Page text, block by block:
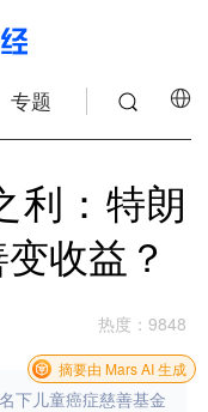
专题
利：特朗
收益？
热度 ：9848
下儿童癌症慈善基金
摘要由 Mars AI 生成